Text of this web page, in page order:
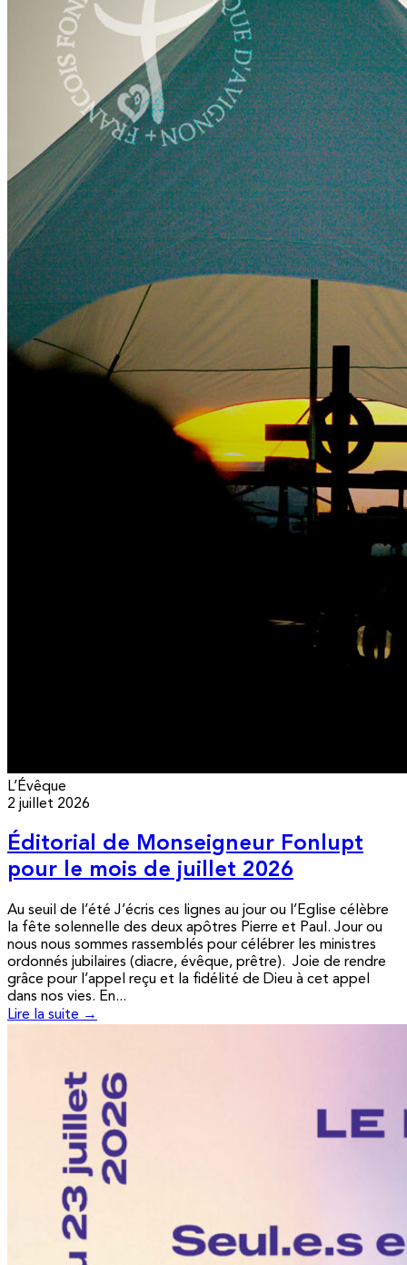
L’Évêque
2 juillet 2026
Éditorial de Monseigneur Fonlupt
pour le mois de juillet 2026
Au seuil de l’été J’écris ces lignes au jour ou l’Eglise célèbre
la fête solennelle des deux apôtres Pierre et Paul. Jour ou
nous nous sommes rassemblés pour célébrer les ministres
ordonnés jubilaires (diacre, évêque, prêtre). Joie de rendre
grâce pour l’appel reçu et la fidélité de Dieu à cet appel
dans nos vies. En...
Lire la suite →